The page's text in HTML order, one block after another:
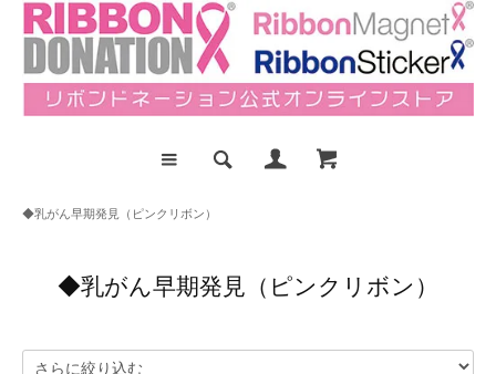
◆乳がん早期発見（ピンクリボン）
◆乳がん早期発見（ピンクリボン）